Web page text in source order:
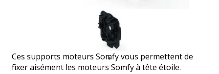
Ces supports moteurs Somfy vous permettent de
fixer aisément les moteurs Somfy à tête étoile.